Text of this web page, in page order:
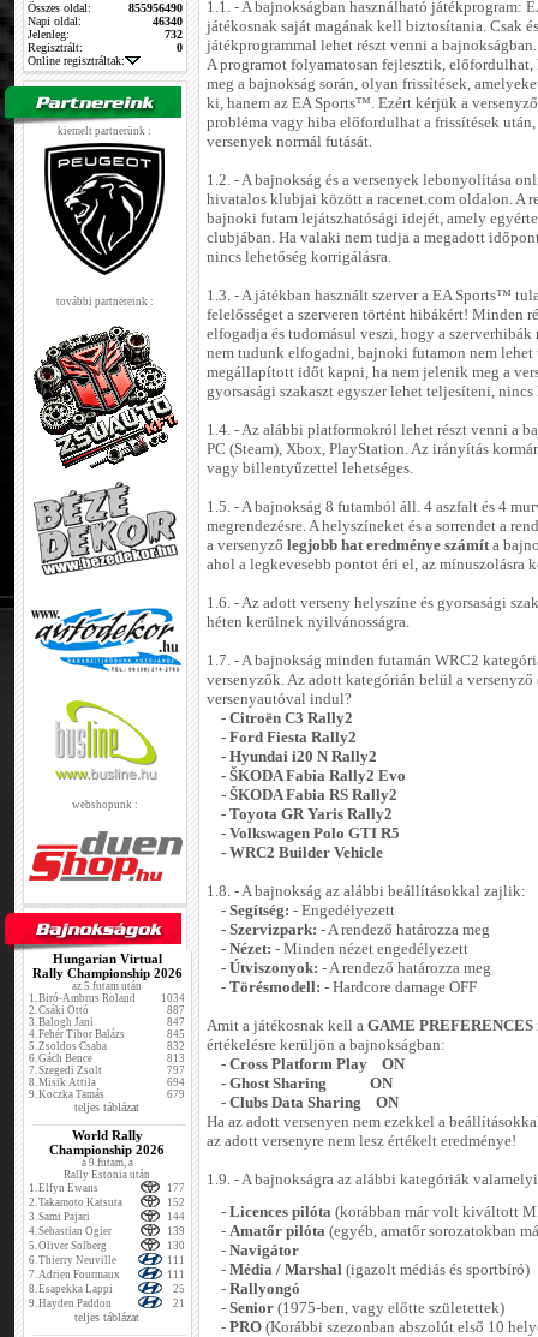
Összes oldal:
855956490
Napi oldal:
46340
Jelenleg:
732
Regisztrált:
0
Online regisztráltak:
kiemelt partnerünk :
további partnereink :
webshopunk :
Hungarian Virtual
Rally Championship 2026
az 5.futam után
1.Biró-Ambrus Roland
1034
2.Csáki Ottó
887
3.Balogh Jani
847
4.Fehér Tibor Balázs
845
5.Zsoldos Csaba
832
6.Gách Bence
813
7.Szegedi Zsolt
797
8.Misik Attila
694
9.Koczka Tamás 679
teljes táblázat
World Rally
Championship 2026
a 9.futam, a
Rally Estonia után
1.Elfyn Ewans
177
2.Takamoto Katsuta
152
3.Sami Pajari
144
4.Sebastian Ogier
139
5.Oliver Solberg
130
6.Thierry Neuville
111
7.Adrien Fourmaux
111
8.Esapekka Lappi
25
9.Hayden Paddon 21
teljes táblázat
1.1. - A bajnokságban használható játékprogram:
játékosnak saját magának kell biztosítania. Csak
játékprogrammal lehet részt venni a bajnokságban.
A programot folyamatosan fejlesztik,
meg a bajnokság során, olyan frissítések,
ki, hanem az EA Sports™. Ezért kérjük a
probléma vagy hiba előfordulhat a frissítések
versenyek normál futását.
1.2. - A bajnokság és a versenyek lebonyolítása
hivatalos klubjai között a racenet.com oldalon. A
bajnoki futam lejátszhatósági idejét, amely
clubjában. Ha valaki nem tudja a megadott
nincs lehetőség korrigálásra.
1.3. - A játékban használt szerver a EA Sports™
felelősséget a szerveren történt hibákért! Minden
elfogadja és tudomásul veszi, hogy a
nem tudunk elfogadni, bajnoki futamon nem
megállapított időt kapni, ha nem jelenik meg a
gyorsasági szakaszt egyszer lehet teljesíteni,
1.4. - Az alábbi platformokról lehet részt venni a
PC (Steam), Xbox, PlayStation. Az irányítás
vagy billentyűzettel lehetséges.
1.5. - A bajnokság 8 futamból áll. 4 aszfalt és 4
megrendezésre. A helyszíneket és a sorrendet a
a versenyző legjobb hat eredménye számíta
ahol a legkevesebb pontot éri el, az mínuszolásra
1.6. - Az adott verseny helyszíne és gyorsasági
héten kerülnek nyilvánosságra.
1.7. - A bajnokság minden futamán WRC2
versenyzők. Az adott kategórián belül a
versenyautóval indul?
- Citroën C3 Rally2
- Ford Fiesta Rally2
- Hyundai i20 N Rally2
- ŠKODA Fabia Rally2 Evo
- ŠKODA Fabia RS Rally2
- Toyota GR Yaris Rally2
- Volkswagen Polo GTI R5
- WRC2 Builder Vehicle
1.8. - A bajnokság az alábbi beállításokkal zajlik:
- Segítség: - Engedélyezett
- Szervizpark: - A rendező határozza meg
- Nézet: - Minden nézet engedélyezett
- Útviszonyok: - A rendező határozza meg
- Törésmodell: - Hardcore damage OFF
Amit a játékosnak kell a GAME PREFERENCES
értékelésre kerüljön a bajnokságban:
- Cross Platform Play ON
- Ghost Sharing ON
- Clubs Data Sharing ON
Ha az adott versenyen nem ezekkel a
az adott versenyre nem lesz értékelt eredménye!
1.9. - A bajnokságra az alábbi kategóriák
- Licences pilóta (korábban már volt kiváltott
- Amatőr pilóta (egyéb, amatőr sorozatokban
- Navigátor
- Média / Marshal (igazolt médiás és sportbíró)
- Rallyongó
- Senior (1975-ben, vagy előtte születettek)
- PRO (Korábbi szezonban abszolút első 10